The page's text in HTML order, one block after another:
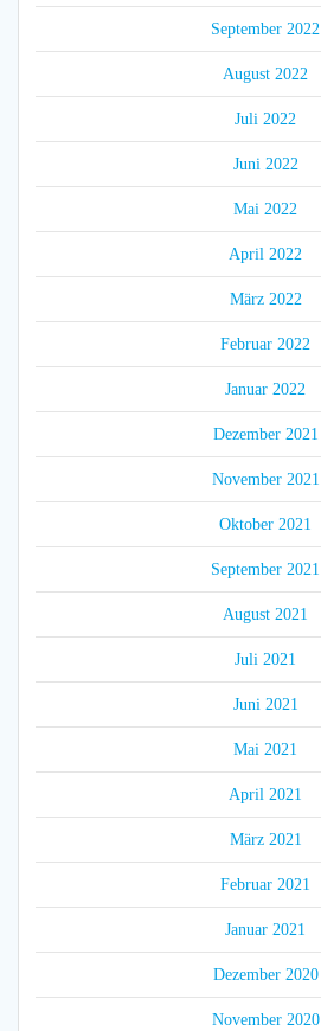
September 2022
August 2022
Juli 2022
Juni 2022
Mai 2022
April 2022
März 2022
Februar 2022
Januar 2022
Dezember 2021
November 2021
Oktober 2021
September 2021
August 2021
Juli 2021
Juni 2021
Mai 2021
April 2021
März 2021
Februar 2021
Januar 2021
Dezember 2020
November 2020